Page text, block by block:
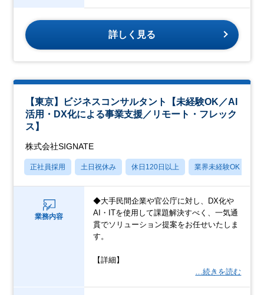
詳しく見る
【東京】ビジネスコンサルタント【未経験OK／AI
活用・DX化による事業支援／リモート・フレック
ス】
株式会社SIGNATE
正社員採用 土日祝休み 休日120日以上 業界未経験OK
業務内容
◆大手民間企業や官公庁に対し、DX化や
AI・ITを使用して課題解決すべく、一気通
貫でソリューション提案をお任せいたしま
す。
【詳細】
…続きを読む